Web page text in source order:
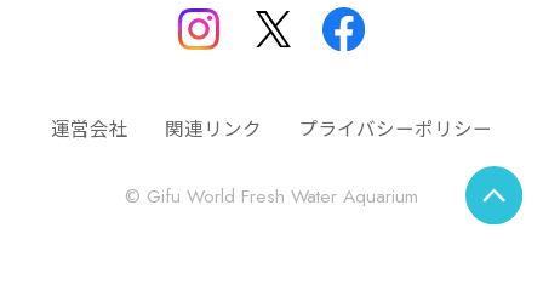
運営会社 関連リンク プライバシーポリシー
© Gifu World Fresh Water Aquarium